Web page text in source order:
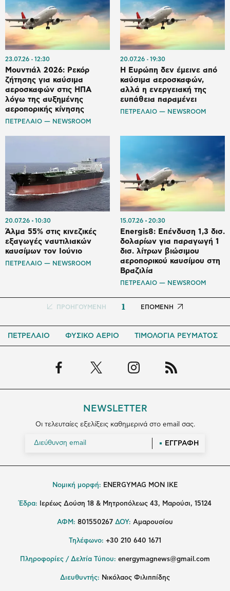
23.07.26 12:30
Μουντιάλ 2026: Ρεκόρ
ζήτησης για καύσιμα
αεροσκαφών στις ΗΠΑ
λόγω της αυξημένης
αεροπορικής κίνησης
ΠΕΤΡΕΛΑΙΟ — NEWSROOM
20.07.26 19:30
Η Ευρώπη δεν έμεινε από
καύσιμα αεροσκαφών,
αλλά η ενεργειακή της
ευπάθεια παραμένει
ΠΕΤΡΕΛΑΙΟ — NEWSROOM
20.07.26 10:30
Άλμα 55% στις κινεζικές
εξαγωγές ναυτιλιακών
καυσίμων τον Ιούνιο
ΠΕΤΡΕΛΑΙΟ — NEWSROOM
15.07.26 20:30
Energis8: Επένδυση 1,3 δισ.
δολαρίων για παραγωγή 1
δισ. λίτρων βιώσιμου
αεροπορικού καυσίμου στη
Βραζιλία
ΠΕΤΡΕΛΑΙΟ — NEWSROOM
Προηγούμενη
ΠΡΟΗΓΟΥΜΕΝΗ 1
Next
ΕΠΟΜΕΝΗ
ΠΕΤΡΕΛΑΙΟ ΦΥΣΙΚΟ ΑΕΡΙΟ ΤΙΜΟΛΟΓΙΑ ΡΕΥΜΑΤΟΣ
NEWSLETTER
Οι τελευταίες εξελίξεις καθημερινά στο email σας.
ΕΓΓΡΑΦΗ
Νομική μορφή: ENERGYMAG MON IKE
Έδρα: Ιερέως Δούση 18 & Μητροπόλεως 43, Μαρούσι, 15124
ΑΦΜ: 801550267 ΔΟΥ: Αμαρουσίου
Τηλέφωνο: +30 210 640 1671
Πληροφορίες / Δελτία Τύπου: energymagnews@gmail.com
Διευθυντής: Νικόλαος Φιλιππίδης